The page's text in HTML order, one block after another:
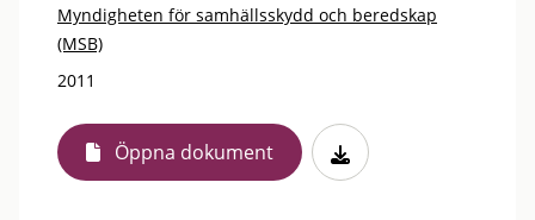
Myndigheten för samhällsskydd och beredskap
(MSB)
2011
Öppna dokument